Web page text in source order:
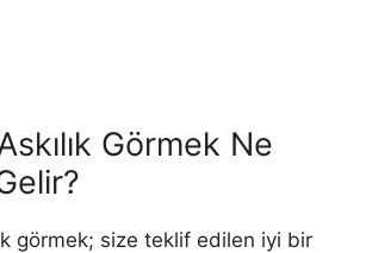
Görmek Ne
görmek; size teklif edilen iyi bir